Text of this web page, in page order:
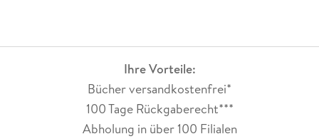
Ihre Vorteile:
Bücher versandkostenfrei*
100 Tage Rückgaberecht***
Abholung in über 100 Filialen